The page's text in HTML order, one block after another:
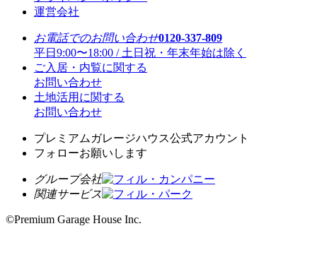
運営会社
お電話でのお問い合わせ0120-337-809
平日9:00〜18:00 / 土日祝・年末年始は除く
ご入居・内覧に関する
お問い合わせ
土地活用に関する
お問い合わせ
プレミアムガレージハウス公式アカウント
フォローお願いします
グループ会社
関連サービス
©Premium Garage House Inc.